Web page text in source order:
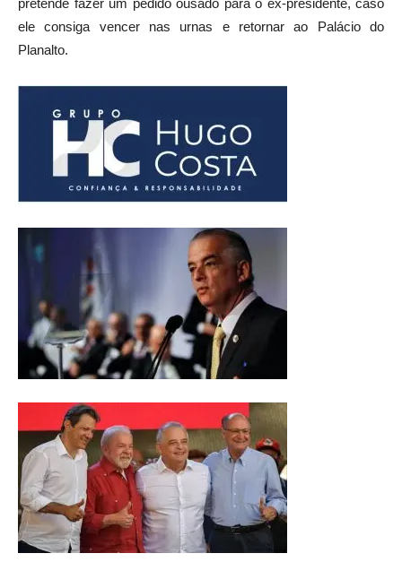
pretende fazer um pedido ousado para o ex-presidente, caso
ele consiga vencer nas urnas e retornar ao Palácio do
Planalto.